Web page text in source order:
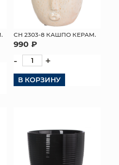
СН 2303-8 КАШПО КЕРАМ.
990 ₽
- +
В КОРЗИНУ